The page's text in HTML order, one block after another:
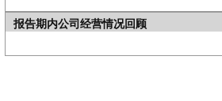
报告期内公司经营情况回顾